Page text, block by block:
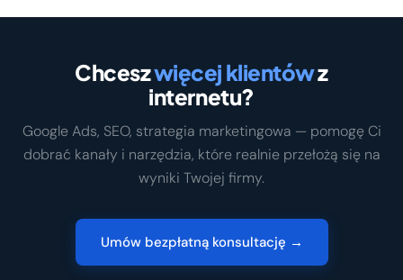
Chceszwięcej klientówz
internetu?
Google Ads, SEO, strategia marketingowa — pomogę Ci
dobrać kanały i narzędzia, które realnie przełożą się na
wyniki Twojej firmy.
Umów bezpłatną konsultację →